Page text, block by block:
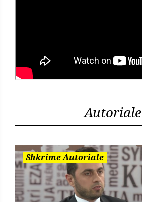
Autoriale
Shkrime Autoriale